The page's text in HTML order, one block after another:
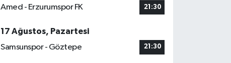
Amed - Erzurumspor FK 21:30
17 Ağustos, Pazartesi
Samsunspor - Göztepe
21:30